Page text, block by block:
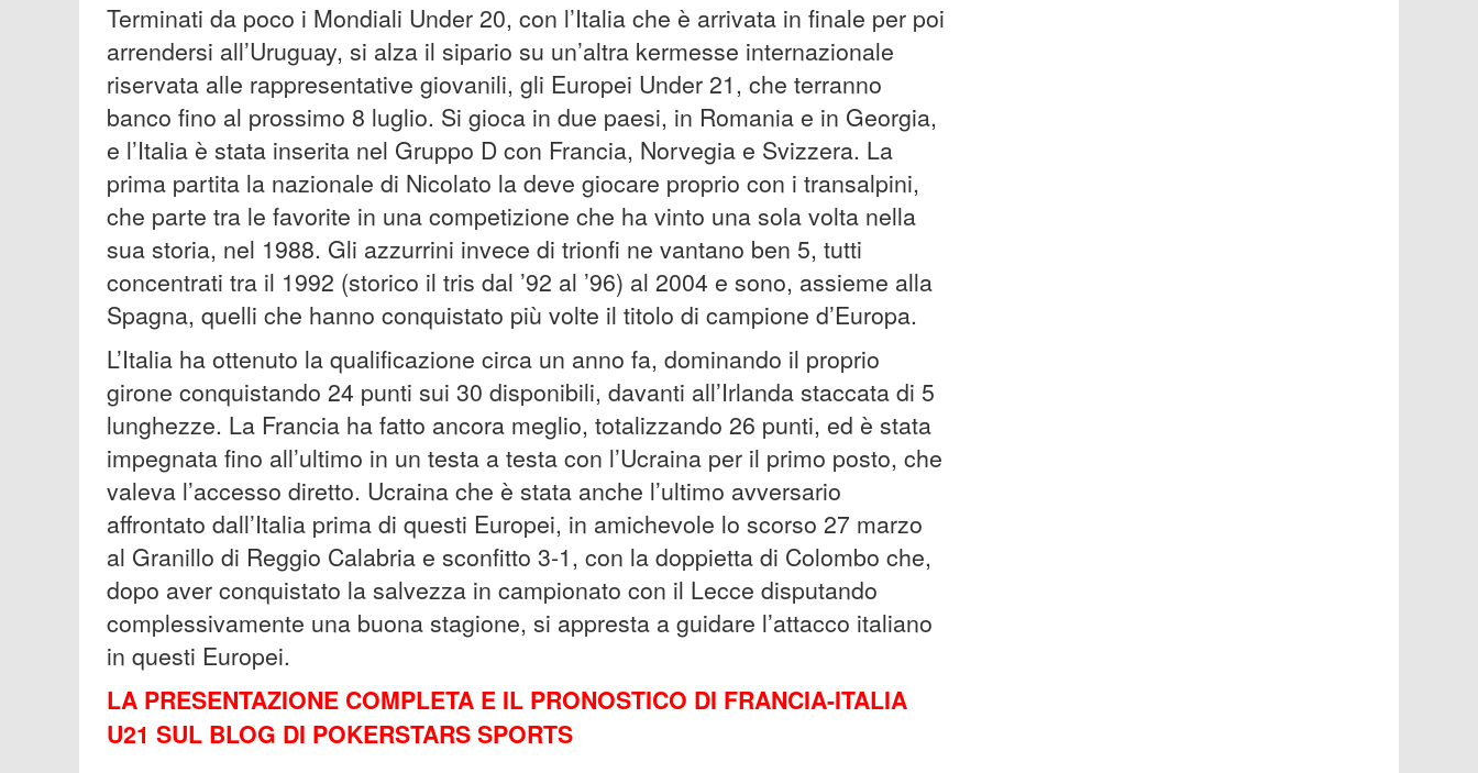
Terminati da poco i Mondiali Under 20, con l’Italia che è arrivata in finale per poi
arrendersi all’Uruguay, si alza il sipario su un’altra kermesse internazionale
riservata alle rappresentative giovanili, gli Europei Under 21, che terranno
banco fino al prossimo 8 luglio. Si gioca in due paesi, in Romania e in Georgia,
e l’Italia è stata inserita nel Gruppo D con Francia, Norvegia e Svizzera. La
prima partita la nazionale di Nicolato la deve giocare proprio con i transalpini,
che parte tra le favorite in una competizione che ha vinto una sola volta nella
sua storia, nel 1988. Gli azzurrini invece di trionfi ne vantano ben 5, tutti
concentrati tra il 1992 (storico il tris dal ’92 al ’96) al 2004 e sono, assieme alla
Spagna, quelli che hanno conquistato più volte il titolo di campione d’Europa.
L’Italia ha ottenuto la qualificazione circa un anno fa, dominando il proprio
girone conquistando 24 punti sui 30 disponibili, davanti all’Irlanda staccata di 5
lunghezze. La Francia ha fatto ancora meglio, totalizzando 26 punti, ed è stata
impegnata fino all’ultimo in un testa a testa con l’Ucraina per il primo posto, che
valeva l’accesso diretto. Ucraina che è stata anche l’ultimo avversario
affrontato dall’Italia prima di questi Europei, in amichevole lo scorso 27 marzo
al Granillo di Reggio Calabria e sconfitto 3-1, con la doppietta di Colombo che,
dopo aver conquistato la salvezza in campionato con il Lecce disputando
complessivamente una buona stagione, si appresta a guidare l’attacco italiano
in questi Europei.
LA PRESENTAZIONE COMPLETA E IL PRONOSTICO DI FRANCIA-ITALIA
U21 SUL BLOG DI POKERSTARS SPORTS